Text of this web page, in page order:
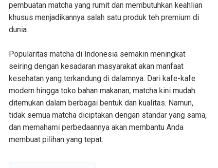
pembuatan matcha yang rumit dan membutuhkan keahlian
khusus menjadikannya salah satu produk teh premium di
dunia.
Popularitas matcha di Indonesia semakin meningkat
seiring dengan kesadaran masyarakat akan manfaat
kesehatan yang terkandung di dalamnya. Dari kafe-kafe
modern hingga toko bahan makanan, matcha kini mudah
ditemukan dalam berbagai bentuk dan kualitas. Namun,
tidak semua matcha diciptakan dengan standar yang sama,
dan memahami perbedaannya akan membantu Anda
membuat pilihan yang tepat.